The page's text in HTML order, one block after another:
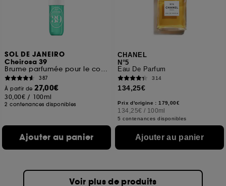
SOL DE JANEIRO
Cheirosa 39
Brume parfumée pour le corps et les cheveux
387
À partir de27,00€
30,00€ / 100ml
2 contenances disponibles
Ajouter au panier
CHANEL
N°5
Eau De Parfum
314
134,25€
Prix d'origine : 179,00€
134,25€ / 100ml
5 contenances disponibles
Ajouter au panier
Voir plus de produits